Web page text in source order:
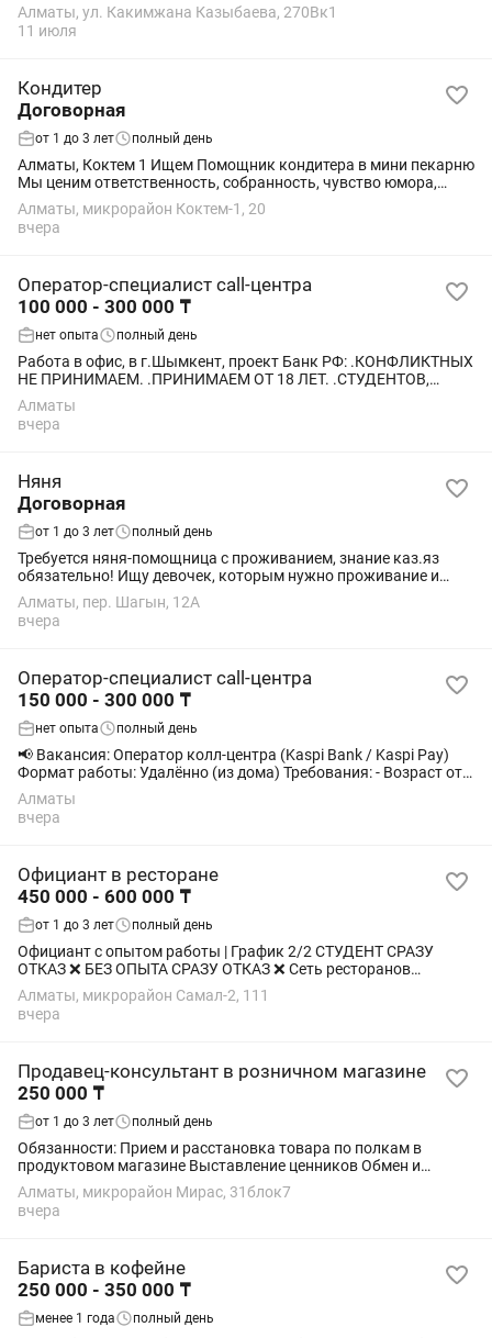
Ozon. Работаем с малогабаритной бытовой...
Алматы, ул. Какимжана Казыбаева, 270Вк1
11 июля
Кондитер
Договорная
от 1 до 3 лет полный день
Алматы, Коктем 1 Ищем Помощник кондитера в мини пекарню
Мы ценим ответственность, собранность, чувство юмора,
энергичность и стрессоустойчивость. Если вам по душе
динамичная работа с людьми и вы...
Алматы, микрорайон Коктем-1, 20
вчера
Оператор-специалист call-центра
100 000 - 300 000 ₸
нет опыта полный день
Работа в офис, в г.Шымкент, проект Банк РФ: .КОНФЛИКТНЫХ
НЕ ПРИНИМАЕМ. .ПРИНИМАЕМ ОТ 18 ЛЕТ. .СТУДЕНТОВ,
ЗАОЧНИКОВ НЕ ПРИНИМАЕМ. .С АРЕСТАМИ НА СЧЕТАХ НЕ
Алматы
вчера
Няня
Договорная
от 1 до 3 лет полный день
Требуется няня-помощница с проживанием, знание каз.яз
обязательно! Ищу девочек, которым нужно проживание и
питание. От нас жилье и питание. Можно студентам по
договоренности. Главное порядочность и...
Алматы, пер. Шагын, 12А
вчера
Оператор-специалист call-центра
150 000 - 300 000 ₸
нет опыта полный день
📢 Вакансия: Оператор колл-центра (Kaspi Bank / Kaspi Pay)
Формат работы: Удалённо (из дома) Требования: - Возраст от
18 лет. - Студенты не рассматриваются. - Свободное владение
казахским и...
Алматы
вчера
Официант в ресторане
450 000 - 600 000 ₸
от 1 до 3 лет полный день
Официант с опытом работы | График 2/2 СТУДЕНТ СРАЗУ
ОТКАЗ ❌ БЕЗ ОПЫТА СРАЗУ ОТКАЗ ❌ Сеть ресторанов
"DOUBLE COFFEE" приглашает опытных официантов в команду
в связи с активным потоком гостей. Мы —...
Алматы, микрорайон Самал-2, 111
вчера
Продавец-консультант в розничном магазине
250 000 ₸
от 1 до 3 лет полный день
Обязанности: Прием и расстановка товара по полкам в
продуктовом магазине Выставление ценников Обмен и
возврат товара Замена кассира по необходимости, и др.
Рабочий день с 9.00 до 18.00 5 дней в...
Алматы, микрорайон Мирас, 31блок7
вчера
Бариста в кофейне
250 000 - 350 000 ₸
менее 1 года полный день